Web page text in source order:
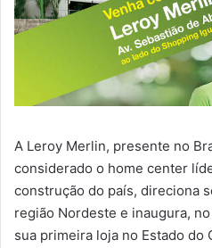
A Leroy Merlin, presente no
considerado o home center
construção do país, direciona
região Nordeste e inaugura,
sua primeira loja no Estado do